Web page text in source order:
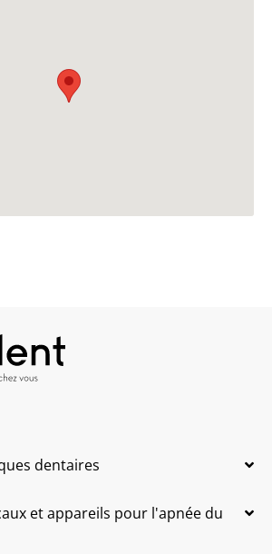
dentaires
et appareils pour l'apnée du